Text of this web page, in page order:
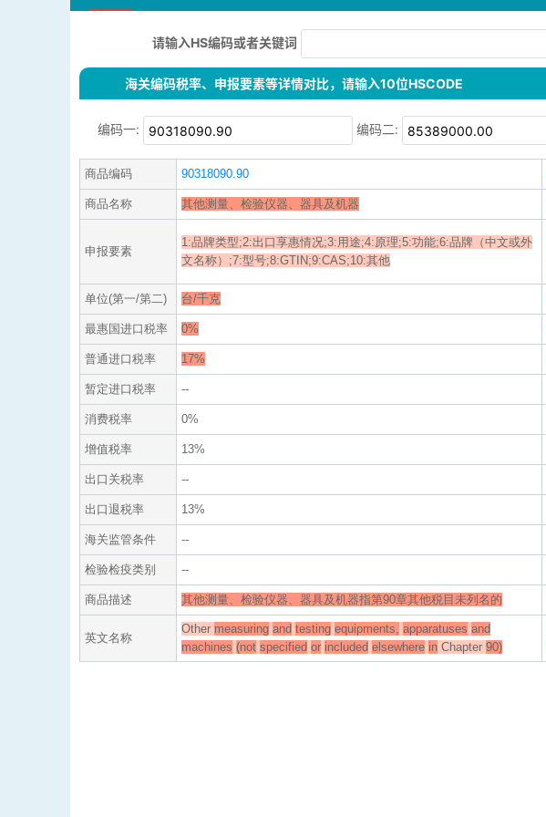
请输入HS编码或者关键词
海关编码税率、申报要素等详情对比，请输入10位HSCODE
编码一: 编码二:
商品编码 90318090.90
商品名称 其他测量、检验仪器、器具及机器
申报要素
1:品牌类型;2:出口享惠情况;3:用途;4:原理;5:功能;6:品牌（中文或外
文名称）;7:型号;8:GTIN;9:CAS;10:其他
单位(第一/第二) 台/千克
最惠国进口税率 0%
普通进口税率 17%
暂定进口税率 --
消费税率 0%
增值税率 13%
出口关税率 --
出口退税率 13%
海关监管条件 --
检验检疫类别 --
商品描述 其他测量、检验仪器、器具及机器指第90章其他税目未列名的
英文名称
Other measuring and testing equipments, apparatuses and
machines (not specified or included elsewhere in Chapter 90)